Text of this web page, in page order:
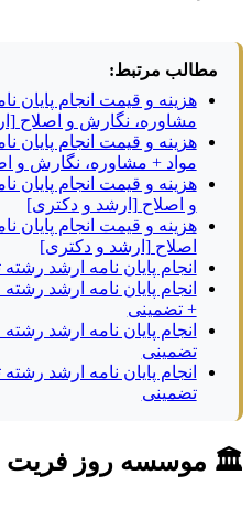
مطالب مرتبط:
هزینه و قیمت انجام
مشاوره، نگارش و اصلاح
هزینه و قیمت انجام پایان
مواد + مشاوره، نگارش و
هزینه و قیمت انجام پایان
و اصلاح [ارشد و دکتری]
هزینه و قیمت انجام پایان
اصلاح [ارشد و دکتری]
انجام پایان نامه ارشد
انجام پایان نامه ارشد
+ تضمینی
انجام پایان نامه ارشد
تضمینی
انجام پایان نامه ارشد
تضمینی
🏛 موسسه روز فریت